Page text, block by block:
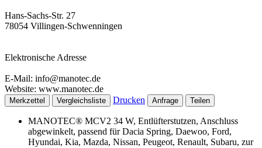
Hans-Sachs-Str. 27
78054 Villingen-Schwenningen
Elektronische Adresse
E-Mail: info@manotec.de
Website: www.manotec.de
Merkzettel Vergleichsliste Drucken Anfrage Teilen
MANOTEC® MCV2 34 W, Entlüfterstutzen, Anschluss
abgewinkelt, passend für Dacia Spring, Daewoo, Ford,
Hyundai, Kia, Mazda, Nissan, Peugeot, Renault, Subaru, zur